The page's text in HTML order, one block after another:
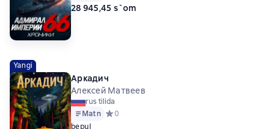
28 945,45 s`om
Yangi
Аркадич
Алексей Матвеев
rus tilida
Matn Средний рейтинг 0 на основе 0 оценок
0
bepul